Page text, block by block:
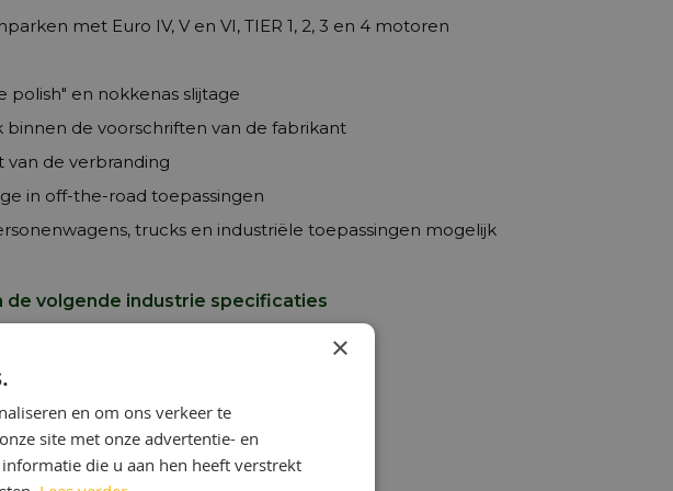
met Euro IV, V en VI, TIER 1, 2, 3 en 4 motoren
en nokkenas slijtage
binnen de voorschriften van de fabrikant
de verbranding
in off-the-road toepassingen
trucks en industriële toepassingen mogelijk
de volgende industrie specificaties
×
en om ons verkeer te
site met onze advertentie- en
die u aan hen heeft verstrekt